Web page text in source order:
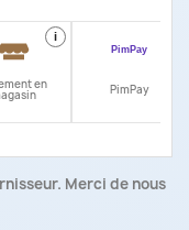
i
en PimPay
Merci de nous